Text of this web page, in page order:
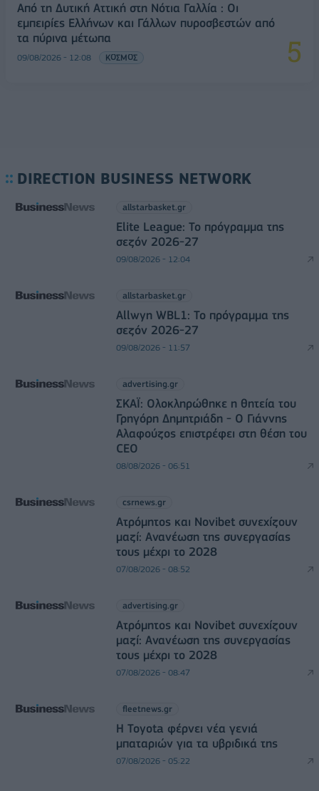
Από τη Δυτική Αττική στη Νότια Γαλλία : Οι
εμπειρίες Ελλήνων και Γάλλων πυροσβεστών από
τα πύρινα μέτωπα
09/08/2026 - 12:08 ΚΟΣΜΟΣ
DIRECTION BUSINESS NETWORK
allstarbasket.gr
Elite League: Το πρόγραμμα της
σεζόν 2026-27
09/08/2026 - 12:04
allstarbasket.gr
Allwyn WBL1: Το πρόγραμμα της
σεζόν 2026-27
09/08/2026 - 11:57
advertising.gr
ΣΚΑΪ: Ολοκληρώθηκε η θητεία του
Γρηγόρη Δημητριάδη - Ο Γιάννης
Αλαφούζος επιστρέφει στη θέση του
CEO
08/08/2026 - 06:51
csrnews.gr
Ατρόμητος και Novibet συνεχίζουν
μαζί: Ανανέωση της συνεργασίας
τους μέχρι το 2028
07/08/2026 - 08:52
advertising.gr
Ατρόμητος και Novibet συνεχίζουν
μαζί: Ανανέωση της συνεργασίας
τους μέχρι το 2028
07/08/2026 - 08:47
fleetnews.gr
Η Toyota φέρνει νέα γενιά
μπαταριών για τα υβριδικά της
07/08/2026 - 05:22